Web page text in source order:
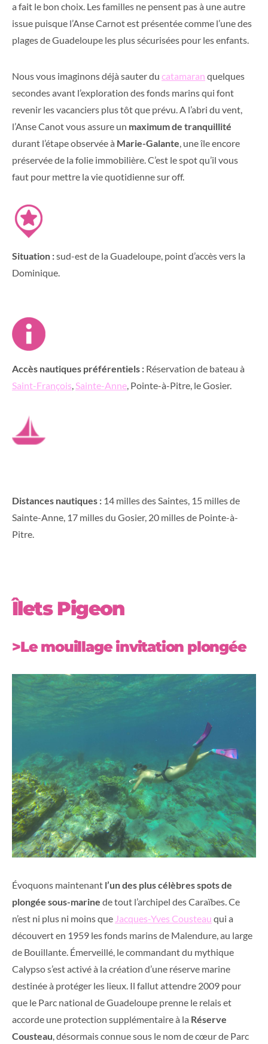
a fait le bon choix. Les familles ne pensent pas à une autre
issue puisque l’Anse Carnot est présentée comme l’une des
plages de Guadeloupe les plus sécurisées pour les enfants.
Nous vous imaginons déjà sauter du catamaran quelques
secondes avant l’exploration des fonds marins qui font
revenir les vacanciers plus tôt que prévu. A l’abri du vent,
l’Anse Canot vous assure un maximum de tranquillité
durant l’étape observée à Marie-Galante, une île encore
préservée de la folie immobilière. C’est le spot qu’il vous
faut pour mettre la vie quotidienne sur off.
Situation :sud-est de la Guadeloupe, point d’accès vers la
Dominique.
Accès nautiques préférentiels : Réservation de bateau à
Saint-François,Sainte-Anne, Pointe-à-Pitre, le Gosier.
Distances nautiques : 14 milles des Saintes, 15 milles de
Sainte-Anne, 17 milles du Gosier, 20 milles de Pointe-à-
Pitre.
Îlets Pigeon
>Le mouillage invitation plongée
Évoquons maintenant l’un des plus célèbres spots de
plongée sous-marine de tout l’archipel des Caraïbes. Ce
n’est ni plus ni moins que Jacques-Yves Cousteau qui a
découvert en 1959 les fonds marins de Malendure, au large
de Bouillante. Émerveillé, le commandant du mythique
Calypso s’est activé à la création d’une réserve marine
destinée à protéger les lieux. Il fallut attendre 2009 pour
que le Parc national de Guadeloupe prenne le relais et
accorde une protection supplémentaire à la Réserve
Cousteau, désormais connue sous le nom de cœur de Parc